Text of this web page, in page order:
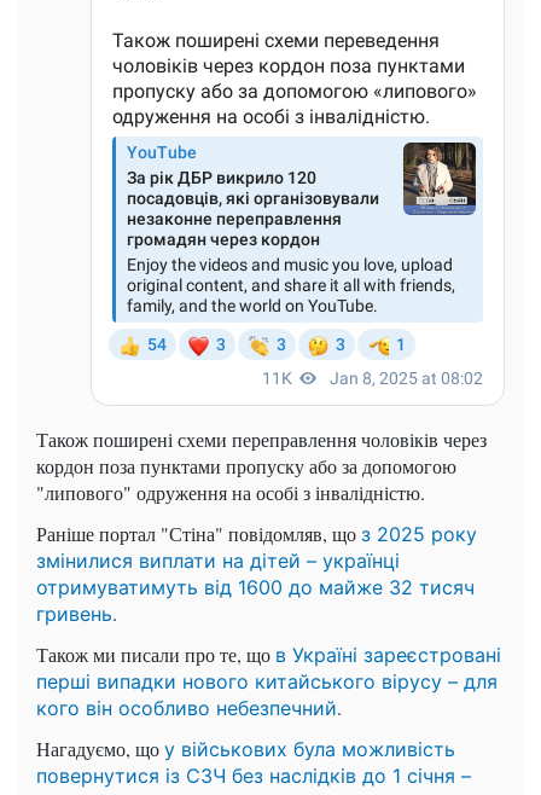
Також поширені схеми переправлення чоловіків через
кордон поза пунктами пропуску або за допомогою
"липового" одруження на особі з інвалідністю.
Раніше портал "Стіна" повідомляв, що з 2025 року
змінилися виплати на дітей – українці
отримуватимуть від 1600 до майже 32 тисяч
гривень.
Також ми писали про те, що в Україні зареєстровані
перші випадки нового китайського вірусу – для
кого він особливо небезпечний.
Нагадуємо, що у військових була можливість
повернутися із СЗЧ без наслідків до 1 січня –